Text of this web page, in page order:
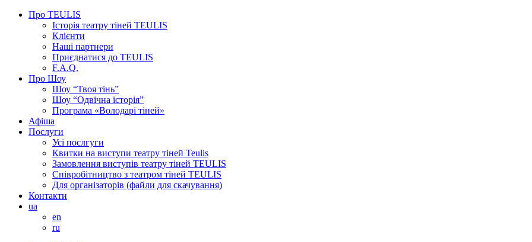
Про TEULIS
Історія театру тіней TEULIS
Клієнти
Наші партнери
Приєднатися до TEULIS
F.A.Q.
Про Шоу
Шоу “Твоя тінь”
Шоу “Одвічна історія”
Програма «Володарі тіней»
Афіша
Послуги
Усі послгуги
Квитки на виступи театру тіней Teulis
Замовлення виступів театру тіней TEULIS
Співробітництво з театром тіней TEULIS
Для організаторів (файли для скачування)
Контакти
ua
en
ru